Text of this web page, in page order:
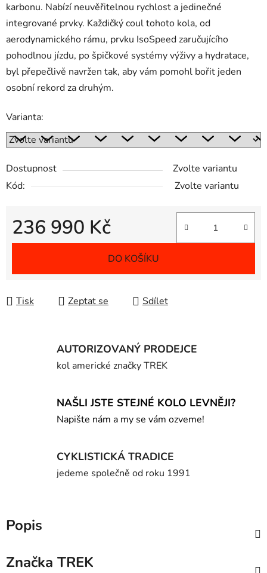
karbonu. Nabízí neuvěřitelnou rychlost a jedinečné
integrované prvky. Každičký coul tohoto kola, od
aerodynamického rámu, prvku IsoSpeed zaručujícího
pohodlnou jízdu, po špičkové systémy výživy a hydratace,
byl přepečlivě navržen tak, aby vám pomohl bořit jeden
osobní rekord za druhým.
Varianta:
Dostupnost
Zvolte variantu
Kód:
Zvolte variantu
236 990 Kč
Měrná cena:
DO KOŠÍKU
Tisk Zeptat se Sdílet
AUTORIZOVANÝ PRODEJCE
kol americké značky TREK
NAŠLI JSTE STEJNÉ KOLO LEVNĚJI?
Napište nám a my se vám ozveme!
CYKLISTICKÁ TRADICE
jedeme společně od roku 1991
Popis
Značka TREK